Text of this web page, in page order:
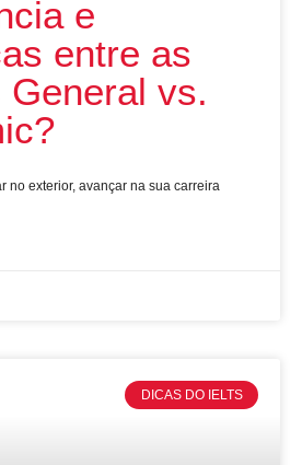
e
entre as
vs.
no exterior, avançar na sua carreira
DICAS DO IELTS